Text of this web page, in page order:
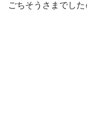
ごちそうさまでした